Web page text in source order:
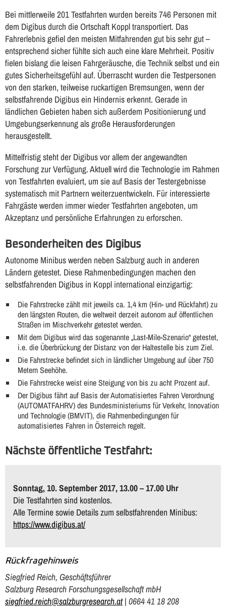
Bei mittlerweile 201 Testfahrten wurden bereits 746 Personen mit
dem Digibus durch die Ortschaft Koppl transportiert. Das
Fahrerlebnis gefiel den meisten Mitfahrenden gut bis sehr gut –
entsprechend sicher fühlte sich auch eine klare Mehrheit. Positiv
fielen bislang die leisen Fahrgeräusche, die Technik selbst und ein
gutes Sicherheitsgefühl auf. Überrascht wurden die Testpersonen
von den starken, teilweise ruckartigen Bremsungen, wenn der
selbstfahrende Digibus ein Hindernis erkennt. Gerade in
ländlichen Gebieten haben sich außerdem Positionierung und
Umgebungserkennung als große Herausforderungen
herausgestellt.
Mittelfristig steht der Digibus vor allem der angewandten
Forschung zur Verfügung. Aktuell wird die Technologie im Rahmen
von Testfahrten evaluiert, um sie auf Basis der Testergebnisse
systematisch mit Partnern weiterzuentwickeln. Für interessierte
Fahrgäste werden immer wieder Testfahrten angeboten, um
Akzeptanz und persönliche Erfahrungen zu erforschen.
Besonderheiten des Digibus
Autonome Minibus werden neben Salzburg auch in anderen
Ländern getestet. Diese Rahmenbedingungen machen den
selbstfahrenden Digibus in Koppl international einzigartig:
Die Fahrstrecke zählt mit jeweils ca. 1,4 km (Hin- und Rückfahrt) zu
den längsten Routen, die weltweit derzeit autonom auf öffentlichen
Straßen im Mischverkehr getestet werden.
Mit dem Digibus wird das sogenannte „Last-Mile-Szenario“ getestet,
i.e. die Überbrückung der Distanz von der Haltestelle bis zum Ziel.
Die Fahrstrecke befindet sich in ländlicher Umgebung auf über 750
Metern Seehöhe.
Die Fahrstrecke weist eine Steigung von bis zu acht Prozent auf.
Der Digibus fährt auf Basis der Automatisiertes Fahren Verordnung
(AUTOMATFAHRV) des Bundesministeriums für Verkehr, Innovation
und Technologie (BMVIT), die Rahmenbedingungen für
automatisiertes Fahren in Österreich regelt.
Nächste öffentliche Testfahrt:
Sonntag, 10. September 2017, 13.00 – 17.00 Uhr
Die Testfahrten sind kostenlos.
Alle Termine sowie Details zum selbstfahrenden Minibus:
https://www.digibus.at/
Rückfragehinweis
Siegfried Reich, Geschäftsführer
Salzburg Research Forschungsgesellschaft mbH
siegfried.reich@salzburgresearch.at| 0664 41 18 208